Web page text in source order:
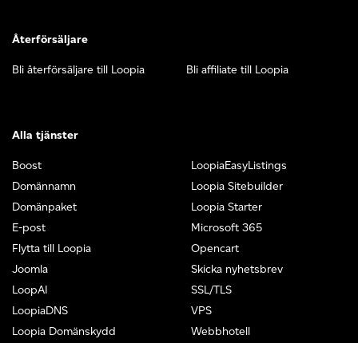
Återförsäljare
Bli återförsäljare till Loopia Bli affiliate till Loopia
Alla tjänster
Boost
Domännamn
Domänpaket
E-post
Flytta till Loopia
Joomla
LoopAI
LoopiaDNS
Loopia Domänskydd
LoopiaEasyListings
Loopia Sitebuilder
Loopia Starter
Microsoft 365
Opencart
Skicka nyhetsbrev
SSL/TLS
VPS
Webbhotell